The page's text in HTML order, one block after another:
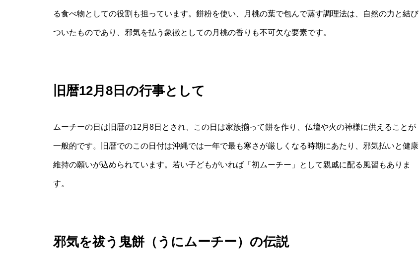
る食べ物としての役割も担っています。餅粉を使い、月桃の葉で包んで蒸す調理法は、自然の力と結び
ついたものであり、邪気を払う象徴としての月桃の香りも不可欠な要素です。
旧暦12月8日の行事として
ムーチーの日は旧暦の12月8日とされ、この日は家族揃って餅を作り、仏壇や火の神様に供えることが
一般的です。旧暦でのこの日付は沖縄では一年で最も寒さが厳しくなる時期にあたり、邪気払いと健康
維持の願いが込められています。若い子どもがいれば「初ムーチー」として親戚に配る風習もありま
す。
邪気を祓う鬼餅（うにムーチー）の伝説